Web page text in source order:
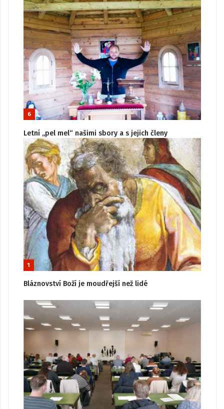
6
Letní „pel mel“ našimi sbory a s jejich členy
1
Bláznovství Boží je moudřejší než lidé